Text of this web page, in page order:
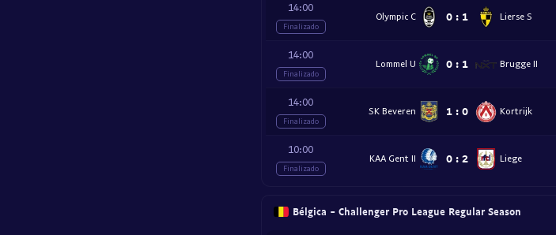
14:00
Finalizado
Olympic C 0 : 1 Lierse S
14:00
Finalizado
Lommel U 0 : 1 Brugge II
14:00
Finalizado
SK Beveren 1 : 0 Kortrijk
10:00
Finalizado
KAA Gent II 0 : 2 Liege
Bélgica - Challenger Pro League Regular Season